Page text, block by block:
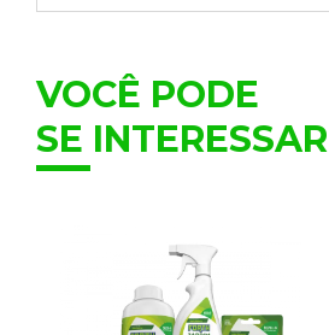
VOCÊ PODE
SE INTERESSAR